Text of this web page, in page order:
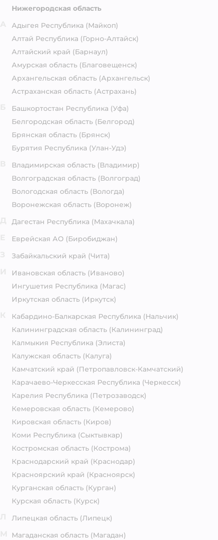
Нижегородская область
Адыгея Республика (Майкоп)
Алтай Республика (Горно-Алтайск)
Алтайский край (Барнаул)
Амурская область (Благовещенск)
Архангельская область (Архангельск)
Астраханская область (Астрахань)
Башкортостан Республика (Уфа)
Белгородская область (Белгород)
Брянская область (Брянск)
Бурятия Республика (Улан-Удэ)
Владимирская область (Владимир)
Волгоградская область (Волгоград)
Вологодская область (Вологда)
Воронежская область (Воронеж)
Дагестан Республика (Махачкала)
Еврейская АО (Биробиджан)
Забайкальский край (Чита)
Ивановская область (Иваново)
Ингушетия Республика (Магас)
Иркутская область (Иркутск)
Кабардино-Балкарская Республика (Нальчик)
Калининградская область (Калининград)
Калмыкия Республика (Элиста)
Калужская область (Калуга)
Камчатский край (Петропавловск-Камчатский)
Карачаево-Черкесская Республика (Черкесск)
Карелия Республика (Петрозаводск)
Кемеровская область (Кемерово)
Кировская область (Киров)
Коми Республика (Сыктывкар)
Костромская область (Кострома)
Краснодарский край (Краснодар)
Красноярский край (Красноярск)
Курганская область (Курган)
Курская область (Курск)
Липецкая область (Липецк)
Магаданская область (Магадан)